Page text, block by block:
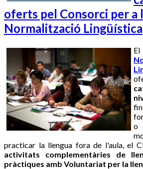
oferts pel Consorci per a
Normalització Lingüística
El
o
practicar la llengua fora de l'aula, el
activitats complementàries de
pràctiques amb Voluntariat per la